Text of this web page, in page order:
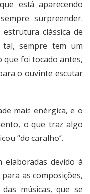
está aparecendo
surpreender.
clássica de
sempre tem um
que foi tocado antes,
o ouvinte escutar
mais enérgica, e o
o que traz algo
“do caralho”.
elaboradas devido à
as composições,
músicas, que se